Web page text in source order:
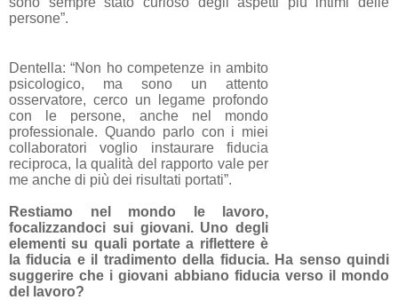
persone”.
Dentella: “Non ho competenze in ambito
psicologico, ma sono un attento
osservatore, cerco un legame profondo
con le persone, anche nel mondo
professionale. Quando parlo con i miei
collaboratori voglio instaurare fiducia
reciproca, la qualità del rapporto vale per
me anche di più dei risultati portati”.
Restiamo nel mondo le lavoro,
focalizzandoci sui giovani. Uno degli
elementi su quali portate a riflettere è
la fiducia e il tradimento della fiducia. Ha senso quindi
suggerire che i giovani abbiano fiducia verso il mondo
del lavoro?